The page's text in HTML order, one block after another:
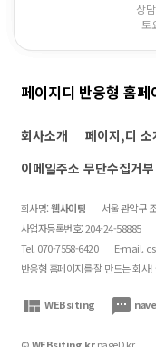
상
토
페이지디 반응형 홈
회사소개 페이지,디 소
이메일주소 무단수집거부
회사명:웹사이팅
서울 관악구
사업자등록번호: 204-24-58885
Tel. 070-7558-6420
E-mail.
반응형 홈페이지를 잘 만드는 회사
view_quilt WEBsiting textsms